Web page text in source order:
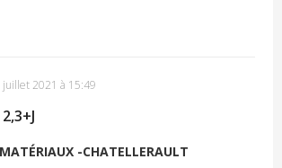
2021 à 15:49
-CHATELLERAULT